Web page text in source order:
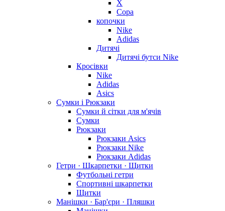
X
Copa
копочки
Nike
Adidas
Дитячі
Дитячі бутси Nike
Кросівки
Nike
Adidas
Asics
Сумки і Рюкзаки
Сумки й сітки для м'ячів
Сумки
Рюкзаки
Рюкзаки Asics
Рюкзаки Nike
Рюкзаки Adidas
Гетри · Шкарпетки · Щитки
Футбольні гетри
Спортивні шкарпетки
Щитки
Манішки · Бар'єри · Пляшки